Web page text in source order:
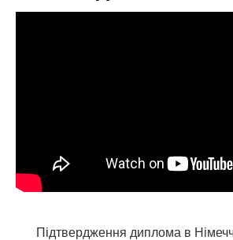
Підтвердження диплома в